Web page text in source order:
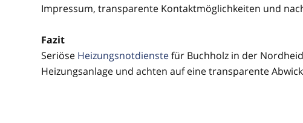
Impressum, transparente Kontaktmöglichkeiten und
Fazit
Seriöse Heizungsnotdienstefür Buchholz in der
Heizungsanlage und achten auf eine transparente